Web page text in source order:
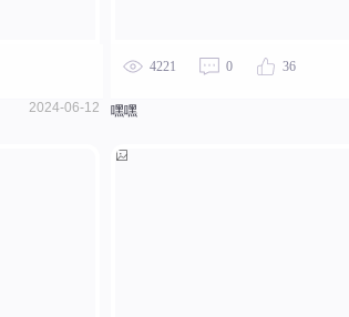
2024-06-12
4221 0 36
嘿嘿